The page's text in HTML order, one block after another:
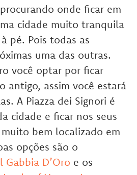
onde ficar em
cidade muito tranquila
pé. Pois todas as
uma das outras.
você optar por ficar
antigo, assim você estará
A Piazza dei Signori é
cidade e ficar nos seus
bem localizado em
opções são o
Gabbia D’Oro e os